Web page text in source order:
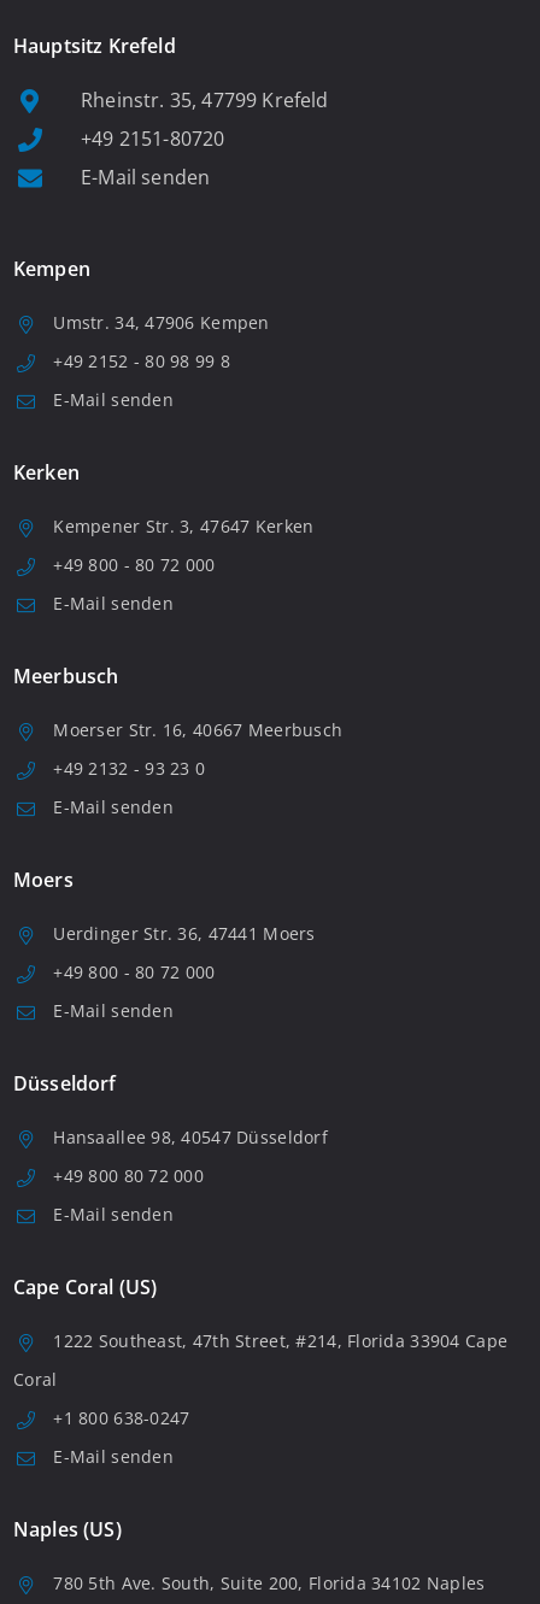
Hauptsitz Krefeld
Rheinstr. 35, 47799 Krefeld
+49 2151-80720
E-Mail senden
Kempen
Umstr. 34, 47906 Kempen
+49 2152 - 80 98 99 8
E-Mail senden
Kerken
Kempener Str. 3, 47647 Kerken
+49 800 - 80 72 000
E-Mail senden
Meerbusch
Moerser Str. 16, 40667 Meerbusch
+49 2132 - 93 23 0
E-Mail senden
Moers
Uerdinger Str. 36, 47441 Moers
+49 800 - 80 72 000
E-Mail senden
Düsseldorf
Hansaallee 98, 40547 Düsseldorf
+49 800 80 72 000
E-Mail senden
Cape Coral (US)
1222 Southeast, 47th Street, #214, Florida 33904 Cape
Coral
+1 800 638-0247
E-Mail senden
Naples (US)
780 5th Ave. South, Suite 200, Florida 34102 Naples